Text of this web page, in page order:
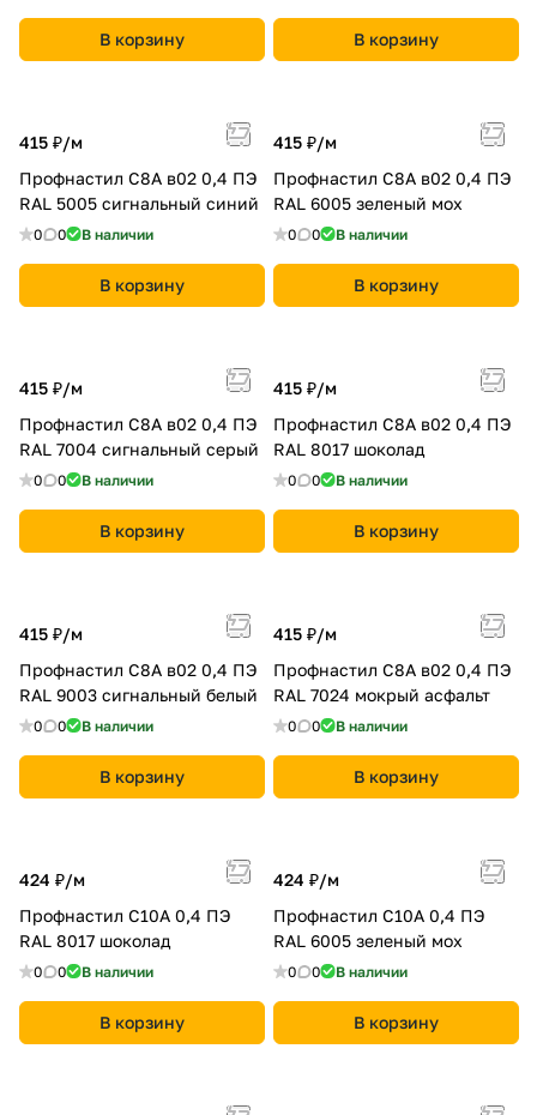
В корзину В корзину
415 ₽/м
Профнастил С8A в02 0,4 ПЭ
RAL 5005 сигнальный синий
0 0 В наличии
В корзину
415 ₽/м
Профнастил С8A в02 0,4 ПЭ
RAL 6005 зеленый мох
0 0 В наличии
В корзину
415 ₽/м
Профнастил С8A в02 0,4 ПЭ
RAL 7004 сигнальный серый
0 0 В наличии
В корзину
415 ₽/м
Профнастил С8A в02 0,4 ПЭ
RAL 8017 шоколад
0 0 В наличии
В корзину
415 ₽/м
Профнастил С8A в02 0,4 ПЭ
RAL 9003 сигнальный белый
0 0 В наличии
В корзину
415 ₽/м
Профнастил С8A в02 0,4 ПЭ
RAL 7024 мокрый асфальт
0 0 В наличии
В корзину
424 ₽/м
Профнастил С10A 0,4 ПЭ
RAL 8017 шоколад
0 0 В наличии
В корзину
424 ₽/м
Профнастил С10A 0,4 ПЭ
RAL 6005 зеленый мох
0 0 В наличии
В корзину